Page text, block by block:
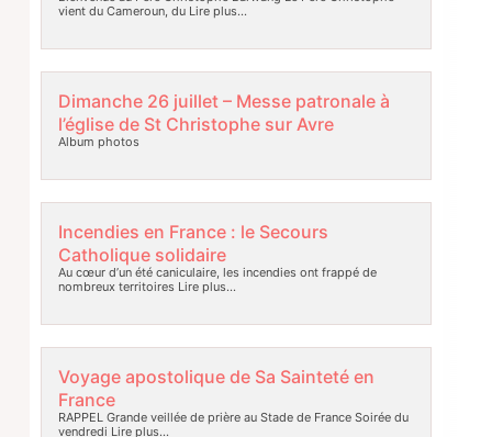
vient du Cameroun, duLire plus…
Dimanche 26 juillet – Messe patronale à
l’église de St Christophe sur Avre
Album photos
Incendies en France : le Secours
Catholique solidaire
Au cœur d’un été caniculaire, les incendies ont frappé de
nombreux territoires Lire plus…
Voyage apostolique de Sa Sainteté en
France
RAPPEL Grande veillée de prière au Stade de France Soirée du
vendredi Lire plus…